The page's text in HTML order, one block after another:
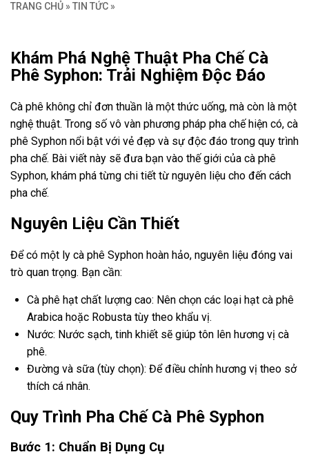
TRANG CHỦ » TIN TỨC »
Khám Phá Nghệ Thuật Pha Chế Cà
Phê Syphon: Trải Nghiệm Độc Đáo
Cà phê không chỉ đơn thuần là một thức uống, mà còn là một
nghệ thuật. Trong số vô vàn phương pháp pha chế hiện có, cà
phê Syphon nổi bật với vẻ đẹp và sự độc đáo trong quy trình
pha chế. Bài viết này sẽ đưa bạn vào thế giới của cà phê
Syphon, khám phá từng chi tiết từ nguyên liệu cho đến cách
pha chế.
Nguyên Liệu Cần Thiết
Để có một ly cà phê Syphon hoàn hảo, nguyên liệu đóng vai
trò quan trọng. Bạn cần:
Cà phê hạt chất lượng cao: Nên chọn các loại hạt cà phê
Arabica hoặc Robusta tùy theo khẩu vị.
Nước: Nước sạch, tinh khiết sẽ giúp tôn lên hương vị cà
phê.
Đường và sữa (tùy chọn): Để điều chỉnh hương vị theo sở
thích cá nhân.
Quy Trình Pha Chế Cà Phê Syphon
Bước 1: Chuẩn Bị Dụng Cụ